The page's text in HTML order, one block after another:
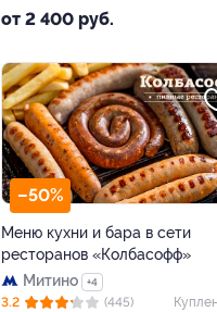
от 2 400 руб.
–50%
Меню кухни и бара в сети
ресторанов «Колбасофф»
Митино
+4
3.2 (445)